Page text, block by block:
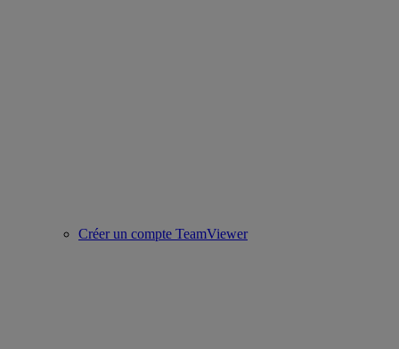
Créer un compte TeamViewer